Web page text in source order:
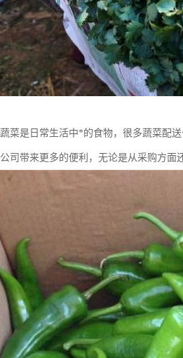
菜是日常生活中*的食物，很多蔬菜配
司带来更多的便利，无论是从采购方面